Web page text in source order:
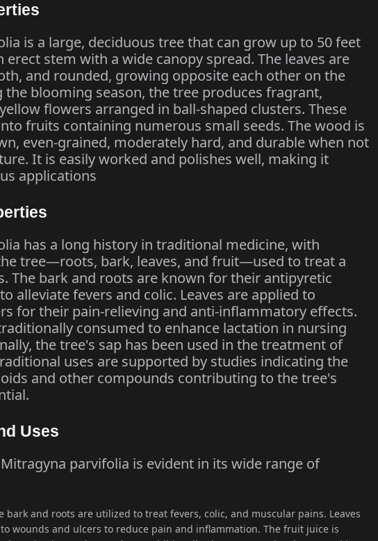
is a large, deciduous tree that can grow up to 50 feet
stem with a wide canopy spread. The leaves are
and rounded, growing opposite each other on the
the blooming season, the tree produces fragrant,
flowers arranged in ball-shaped clusters. These
fruits containing numerous small seeds. The wood is
even-grained, moderately hard, and durable when not
It is easily worked and polishes well, making it
applications
has a long history in traditional medicine, with
tree—roots, bark, leaves, and fruit—used to treat a
The bark and roots are known for their antipyretic
alleviate fevers and colic. Leaves are applied to
for their pain-relieving and anti-inflammatory effects.
consumed to enhance lactation in nursing
the tree's sap has been used in the treatment of
uses are supported by studies indicating the
and other compounds contributing to the tree's
Uses
parvifolia is evident in its wide range of
bark and roots are utilized to treat fevers, colic, and muscular pains. Leaves
wounds and ulcers to reduce pain and inflammation. The fruit juice is